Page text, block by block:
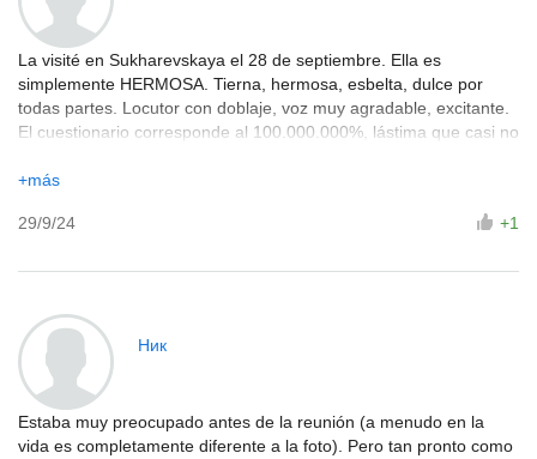
La visité en Sukharevskaya el 28 de septiembre. Ella es
simplemente HERMOSA. Tierna, hermosa, esbelta, dulce por
todas partes. Locutor con doblaje, voz muy agradable, excitante.
El cuestionario corresponde al 100.000.000%, lástima que casi no
Sonechka, ¡eres un genio!
+más
+1
29/9/24
Ник
Estaba muy preocupado antes de la reunión (a menudo en la
vida es completamente diferente a la foto). Pero tan pronto como